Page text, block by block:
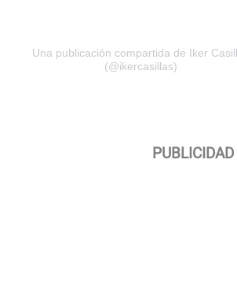
Una publicación compartida de Iker
(@ikercasillas)